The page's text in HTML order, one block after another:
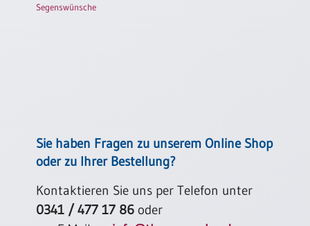
Jahreslosung
Segenswünsche
Sie haben Fragen zu unserem Online Shop
oder zu Ihrer Bestellung?
Kontaktieren Sie uns per Telefon unter
0341 / 477 17 86 oder